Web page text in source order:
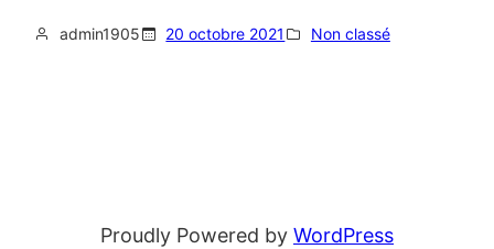
admin1905 20 octobre 2021 Non classé
Proudly Powered by WordPress